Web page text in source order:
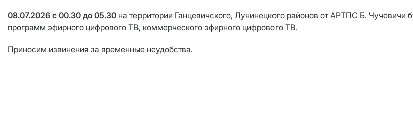
08.07.2026 с 00.30 до 05.30 на территории Ганцевичского, Лунинецкого районов от АРТПС Б. Чучевичи
программ эфирного цифрового ТВ, коммерческого эфирного цифрового ТВ.
Приносим извинения за временные неудобства.